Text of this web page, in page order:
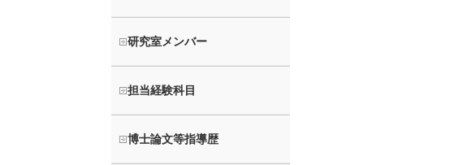
研究室メンバー
担当経験科目
博士論文等指導歴